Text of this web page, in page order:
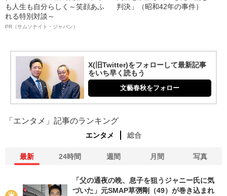
も人生も自分らしく～笑顔あふ
れる特別対談～
PR（サムソナイト・ジャパン）
判決」（昭和42年の事件）
X(旧Twitter)をフォローして最新記事
をいち早く読もう
文藝春秋をフォロー
「エンタメ」記事のランキング
エンタメ 総合
最新 24時間 週間 月間 写真
「父の通夜の晩、息子を狙うジャニー氏に気
づいた」元SMAP草彅剛（49）が巻き込まれ